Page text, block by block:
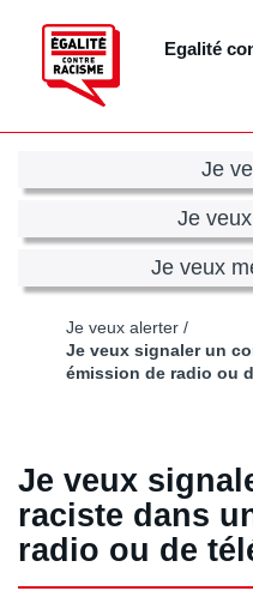
contenu
principal
Egalité
Je
Je veux
Je veux
Je veux alerter
Je veux signaler un
émission de radio ou
Je veux
raciste dans
radio ou de